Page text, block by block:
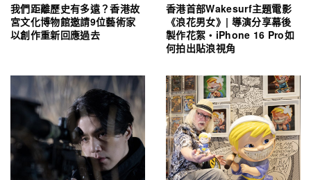
我們距離歷史有多遠？香港故
宮文化博物館邀請9位藝術家
以創作重新回應過去
香港首部Wakesurf主題電影
《浪花男女》| 導演分享幕後
製作花絮・iPhone 16 Pro如
何拍出貼浪視角